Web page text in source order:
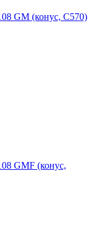
GM (конус, C570)
GMF (конус,